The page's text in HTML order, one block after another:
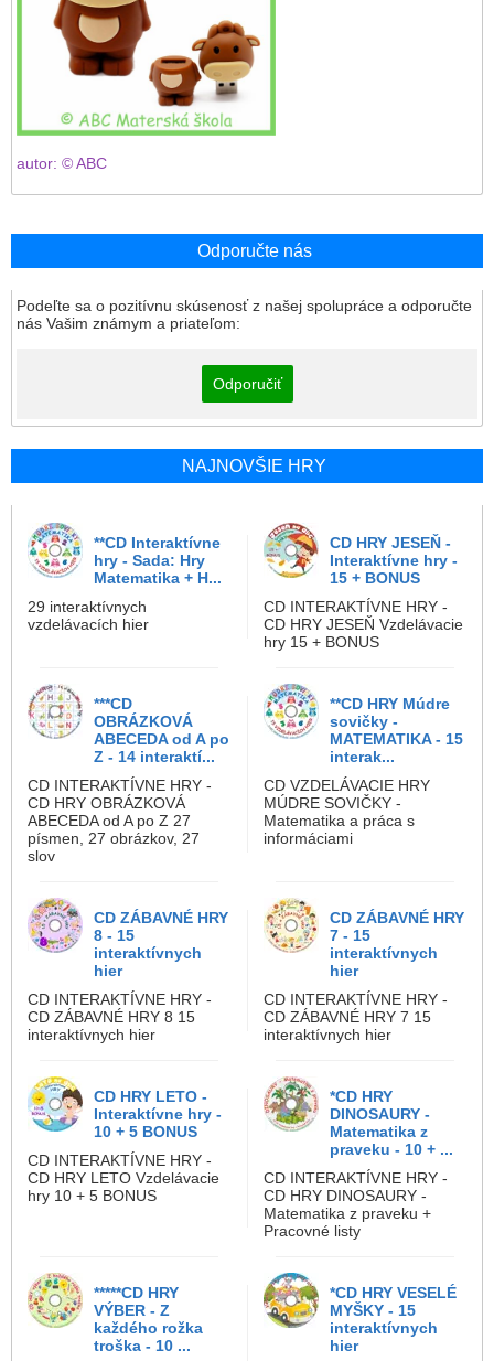
autor: © ABC
Odporučte nás
Podeľte sa o pozitívnu skúsenosť z našej spolupráce a odporučte
nás Vašim známym a priateľom:
Odporučiť
NAJNOVŠIE HRY
**CD Interaktívne
hry - Sada: Hry
Matematika + H...
29 interaktívnych
vzdelávacích hier
CD HRY JESEŇ -
Interaktívne hry -
15 + BONUS
CD INTERAKTÍVNE HRY -
CD HRY JESEŇ Vzdelávacie
hry 15 + BONUS
***CD
OBRÁZKOVÁ
ABECEDA od A po
Z - 14 interaktí...
CD INTERAKTÍVNE HRY -
CD HRY OBRÁZKOVÁ
ABECEDA od A po Z 27
písmen, 27 obrázkov, 27
slov
**CD HRY Múdre
sovičky -
MATEMATIKA - 15
interak...
CD VZDELÁVACIE HRY
MÚDRE SOVIČKY -
Matematika a práca s
informáciami
CD ZÁBAVNÉ HRY
8 - 15
interaktívnych
hier
CD INTERAKTÍVNE HRY -
CD ZÁBAVNÉ HRY 8 15
interaktívnych hier
CD ZÁBAVNÉ HRY
7 - 15
interaktívnych
hier
CD INTERAKTÍVNE HRY -
CD ZÁBAVNÉ HRY 7 15
interaktívnych hier
CD HRY LETO -
Interaktívne hry -
10 + 5 BONUS
CD INTERAKTÍVNE HRY -
CD HRY LETO Vzdelávacie
hry 10 + 5 BONUS
*CD HRY
DINOSAURY -
Matematika z
praveku - 10 + ...
CD INTERAKTÍVNE HRY -
CD HRY DINOSAURY -
Matematika z praveku +
Pracovné listy
*****CD HRY
VÝBER - Z
každého rožka
troška - 10 ...
*CD HRY VESELÉ
MYŠKY - 15
interaktívnych
hier